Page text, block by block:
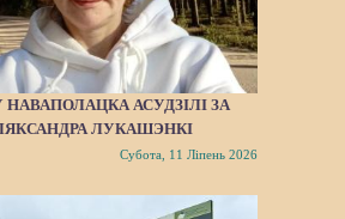
АСУДЗІЛІ ЗА
ЛУКАШЭНКІ
Субота, 11 Ліпень 2026